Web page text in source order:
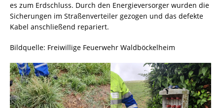
es zum Erdschluss. Durch den Energieversorger wurden die
Sicherungen im Straßenverteiler gezogen und das defekte
Kabel anschließend repariert.
Bildquelle: Freiwillige Feuerwehr Waldböckelheim